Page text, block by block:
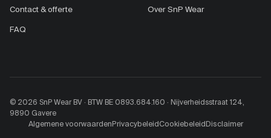
Contact & offerte
FAQ
Over SnP Wear
© 2026 SnP Wear BV · BTW BE 0893.684.160 · Nijverheidsstraat 124,
9890 Gavere
Algemene voorwaardenPrivacybeleidCookiebeleidDisclaimer